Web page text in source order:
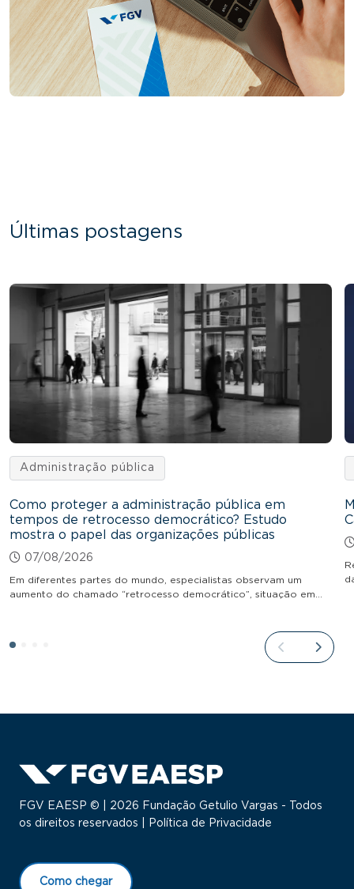
Últimas postagens
Administração pública
Como proteger a administração pública em
tempos de retrocesso democrático? Estudo
mostra o papel das organizações públicas
07/08/2026
Em diferentes partes do mundo, especialistas observam um
aumento do chamado “retrocesso democrático”, situação em…
FGV EAESP © | 2026 Fundação Getulio Vargas - Todos
os direitos reservados |
Política de Privacidade
Como chegar